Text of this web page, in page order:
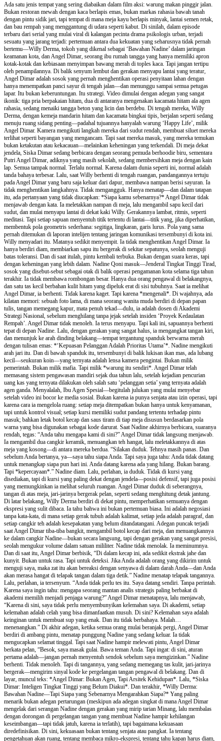
Ada satu jenis tempat yang sering diabaikan dalam film aksi: warung makan pinggir jalan.
Bukan restoran mewah dengan kaca berlapis emas, bukan markas rahasia bawah tanah
dengan pintu sidik jari, tapi tempat di mana meja kayu berlapis minyak, lantai semen retak,
dan bau rempah yang menggantung di udara seperti kabut. Di sinilah, dalam episode
terbaru dari serial yang mulai viral di kalangan pecinta drama psikologis urban, terjadi
sesuatu yang jarang terjadi: pertemuan antara dua kekuatan yang seharusnya tidak pernah
bertemu—Willy Derma, tokoh yang dikenal sebagai ‘Bawahan Nadine’ dalam jaringan
keamanan kota, dan Angel Dimar, seorang ibu rumah tangga yang hanya memiliki apron
kotak-kotak dan kebiasaan menyimpan bawang merah di toples kaca. Tapi jangan tertipu
oleh penampilannya. Di balik senyum lembut dan gerakan menyapu lantai yang teratur,
Angel Dimar adalah sosok yang pernah menghentikan operasi penyitaan lahan dengan
hanya menempatkan panci sayur di tengah jalan—dan menunggu sampai semua petugas
lapar. Itu bukan keberuntungan. Itu strategi. Video dimulai dengan adegan yang sangat
ikonik: tiga pria berpakaian hitam, dua di antaranya mengenakan kacamata hitam ala agen
rahasia, sedang menaiki tangga beton yang licin dan berdebu. Di tengah mereka, Willy
Derma, dengan kemeja mandarin hitam dan kacamata bingkai tipis, berjalan seperti sedang
menuju ruang sidang penting—padahal tujuannya hanyalah warung ‘Happy Life’, milik
Angel Dimar. Kamera mengikuti langkah mereka dari sudut rendah, membuat siluet mereka
terlihat seperti bayangan yang mengancam. Tapi saat mereka masuk, yang mereka temukan
bukan ketakutan atau kekacauan—melainkan keheningan yang terkendali. Di meja dekat
jendela, Siska Dimar sedang berbicara dengan seorang pemuda berhoodie biru, sementara
Putri Angel Dimar, adiknya yang masih sekolah, sedang membersihkan meja dengan kain
lap. Semua tampak normal. Terlalu normal. Karena dalam dunia seperti ini, normal adalah
tanda bahaya terbesar. Lalu, saat Willy berhenti di tengah ruangan, pandangannya tertuju
pada Angel Dimar yang baru saja keluar dari dapur, membawa nampan berisi sayuran. Ia
tidak menghentikan langkahnya. Tidak mengangguk. Hanya menatap—dan dalam tatapan
itu, ada pertanyaan yang tidak diucapkan: *Siapa kamu sebenarnya?* Angel Dimar tidak
menjawab dengan kata. Ia meletakkan nampan di meja, lalu mengambil sapu kecil dari
sudut, dan mulai menyapu lantai di dekat kaki Willy. Gerakannya lambat, ritmis, seperti
meditasi. Tapi setiap sapuan menyentuh titik tertentu di lantai—titik yang, jika diperhatikan,
membentuk pola geometris sederhana: segitiga, lingkaran, garis lurus. Pola yang sama
pernah ditemukan di laporan intelijen tentang jaringan komunikasi tersembunyi di kota ini.
Willy menyadari itu. Matanya sedikit menyempit. Ia tidak menghentikan Angel Dimar. Ia
hanya berdiri diam, membiarkan sapu itu bergerak di sekitar sepatunya, seolah menguji
batas toleransi. Dan di saat itulah, pintu kembali terbuka. Bukan dengan suara keras, tapi
dengan keheningan yang lebih dalam. Nadine Qoni masuk—Jenderal Tingkat Tinggi Tirad,
sosok yang disebut-sebut sebagai otak di balik operasi pengamanan kota selama tiga tahun
terakhir. Ia tidak membawa rombongan besar. Hanya dua orang pengawal di belakangnya,
dan satu tas kecil berbahan kulit hitam yang dipeluk erat di sisi tubuhnya. Saat ia melihat
Angel Dimar, ia berhenti. Tidak karena kaget. Tapi karena *mengenali*. Di wajahnya, ada
kilatan memori: sebuah foto lama, di mana seorang wanita muda berdiri di depan papan
tulis, tangan memegang kapur, mata penuh tekad—dulu, ia adalah dosen di Akademi
Strategi Nasional, sebelum menghilang tanpa jejak setelah insiden ‘Proyek Kedaulatan
Rempah’. Angel Dimar tidak menoleh. Ia terus menyapu. Tapi kali ini, sapuannya berhenti
tepat di depan Nadine. Lalu, dengan gerakan yang sangat halus, ia mengangkat tangan kiri,
dan menunjuk ke arah dinding belakang—tempat tergantung spanduk berwarna merah
dengan tulisan emas: *‘Kepuasan Pelanggan Adalah Prioritas Utama’*. Nadine mengikuti
arah jari itu. Dan di bawah spanduk itu, tersembunyi di balik lukisan ikan mas, ada lubang
kecil—seukuran koin—yang ternyata adalah lensa kamera pengintai. Bukan milik
pemerintah. Bukan milik mafia. Tapi milik *warung itu sendiri*. Angel Dimar telah
memasang sistem pengawasan mandiri sejak dua tahun lalu, setelah kejadian pencurian
uang kas yang ternyata dilakukan oleh salah satu ‘pelanggan setia’ yang ternyata adalah
agen ganda. Menyalalah, Ibu Agen Spesial—begitulah julukan yang mulai menyebar
setelah video ini bocor ke media sosial. Bukan karena ia punya senjata atau izin operasi, tapi
karena cara ia mengelola ruang: setiap meja ditempatkan bukan hanya untuk kenyamanan,
tapi untuk kontrol visual; setiap kursi memiliki sudut pandang tertentu terhadap pintu
masuk; bahkan letak botol kecap dan saus tiram di tiap meja disusun berdasarkan pola
warna yang bisa digunakan sebagai kode darurat. Saat Nadine akhirnya berbicara, suaranya
rendah, tegas: “Anda tahu mengapa kami di sini?” Angel Dimar tidak langsung menjawab.
Ia mengambil dua cangkir keramik, menuangkan teh hangat, lalu meletakkannya di atas
meja yang kosong—di antara mereka berdua. “Silakan duduk. Tehnya masih panas. Dan
sebelum Anda bertanya, ya—saya tahu siapa Anda. Tapi saya juga tahu: Anda tidak datang
untuk menangkap siapa pun hari ini. Anda datang karena ada yang hilang. Bukan barang.
Tapi *kepercayaan*.” Nadine diam. Lalu, perlahan, ia duduk. Tidak di kursi yang
disediakan, tapi di kursi yang paling dekat dengan jendela—posisi defensif, tapi juga posisi
yang memungkinkan ia melihat seluruh ruangan. Angel Dimar duduk di seberangnya,
tangan di atas meja, jari-jarinya bergerak pelan, seperti sedang menghitung detak jantung.
Di latar belakang, Willy Derma berdiri di dekat pintu, memperhatikan semuanya dengan
ekspresi yang sulit dibaca. Ia tahu bahwa ini bukan pertemuan biasa. Ini adalah negosiasi
tanpa kata-kata, di mana setiap gerak tubuh adalah kalimat, setiap jeda adalah paragraf, dan
setiap cangkir teh adalah kesepakatan yang belum ditandatangani. Adegan puncak terjadi
saat Angel Dimar tiba-tiba bangkit, mengambil botol kecap dari meja, dan menuangkannya
ke dalam cangkir Nadine—bukan secara langsung, tapi dengan gerakan yang sangat presisi,
seolah mengukur volume dalam satuan mililiter. Nadine tidak menolak. Ia meminumnya.
Dan di saat itu, Angel Dimar berbisik, “Di dalam kecap ini, ada sedikit ekstrak jahe dan
kunyit. Bukan untuk rasa. Tapi untuk deteksi. Jika Anda adalah orang yang dikirim untuk
menguji saya, maka zat itu akan bereaksi dengan senyawa di dalam darah Anda—dan Anda
akan merasa hangat di telapak tangan dalam tiga detik.” Nadine menatap telapak tangannya.
Lalu, perlahan, ia tersenyum. “Anda tidak perlu tes itu. Saya datang sendiri. Tanpa perintah.
Karena saya ingin tahu: mengapa seorang mantan analis strategis paling berbakat di
akademi memilih menjadi penjaga warung?” Angel Dimar menatapnya, lalu menjawab,
“Karena di sini, saya tidak perlu menyembunyikan kelemahan saya. Di akademi, setiap
kelemahan adalah celah yang bisa dimanfaatkan musuh. Di sini? Kelemahan saya adalah
keinginan untuk membuat sup yang enak. Dan itu tidak berbahaya. Malah…
menenangkan.” Di akhir adegan, ketika semua orang mulai beranjak pergi, Angel Dimar
berdiri di ambang pintu, menatap punggung Nadine yang sedang keluar. Ia tidak
mengucapkan selamat tinggal. Tapi saat Nadine hampir melewati pintu, Angel Dimar
berkata pelan, “Besok, saya masak gulai. Bawa teman Anda. Tapi ingat: di sini, aturan
pertama adalah—jangan pernah menyentuh sendok sebelum saya mengizinkan.” Nadine
berhenti. Tidak menoleh. Tapi di tangannya, yang sedang memegang tas kulit, jari-jarinya
bergerak—mengirim sinyal kode ke pergelangan tangan pengawal di belakang. Dan di
layar, muncul teks: *Angel Dimar: Bukan Agen, Tapi Arsitek Kehidupan*. Lalu, *Siska
Dimar: Inteligen Tingkat Tinggi yang Belum Diakui*. Dan terakhir, *Willy Derma:
Bawahan Nadine—Tapi Siapa yang Sebenarnya Mengarahkan Siapa?* Yang paling
menarik bukan adegan pertarungan (meskipun ada adegan singkat di mana Angel Dimar
mengelak dari serangan Nadine dengan gerakan yang mirip tarian Minang, lalu membalas
dengan dorongan di pergelangan tangan yang membuat Nadine hampir kehilangan
keseimbangan—tapi tidak jatuh, karena ia terlatih), tapi bagaimana kekuasaan
diredefinisikan. Di sini, kekuasaan bukan tentang senjata atau pangkat. Ia tentang
pengetahuan akan ruang, tentang membaca mikro-ekspresi, tentang tahu kapan harus diam,